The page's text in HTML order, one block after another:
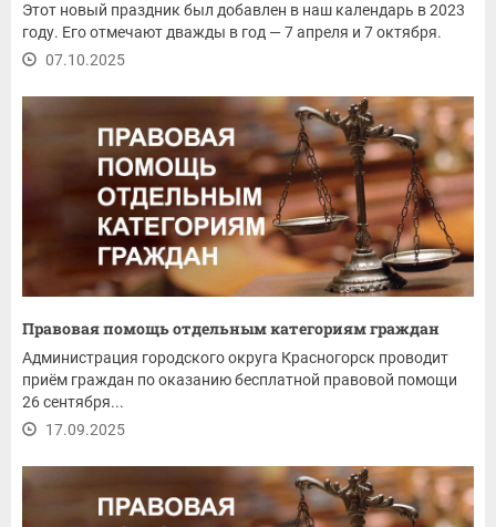
Этот новый праздник был добавлен в наш календарь в 2023
году. Его отмечают дважды в год — 7 апреля и 7 октября.
07.10.2025
Правовая помощь отдельным категориям граждан
Администрация городского округа Красногорск проводит
приём граждан по оказанию бесплатной правовой помощи
26 сентября...
17.09.2025